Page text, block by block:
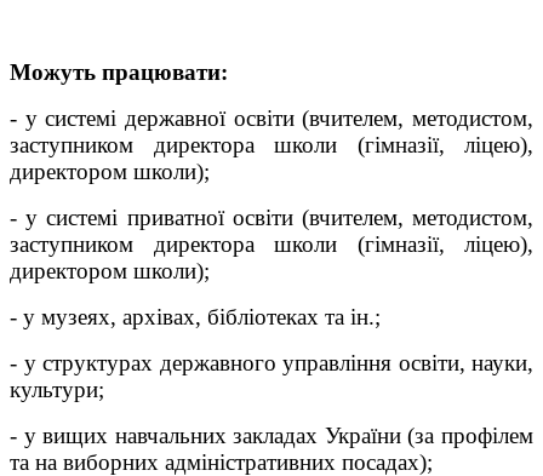
Можуть працювати:
- у системі державної освіти (вчителем, методистом,
заступником директора школи (гімназії, ліцею),
директором школи);
- у системі приватної освіти (вчителем, методистом,
заступником директора школи (гімназії, ліцею),
директором школи);
- у музеях, архівах, бібліотеках та ін.;
- у структурах державного управління освіти, науки,
культури;
- у вищих навчальних закладах України (за профілем
та на виборних адміністративних посадах);